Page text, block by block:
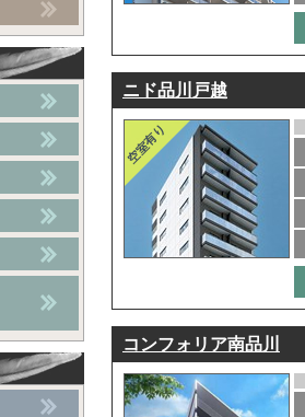
ニド品川戸越
コンフォリア南品川